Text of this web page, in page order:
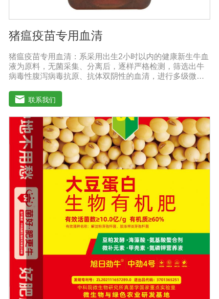
猪瘟疫苗专用血清
猪瘟疫苗专用血清：系采用出生2小时以内的健康新生牛血
液为原料，无菌采集、分离后，逐样严格检测，筛选出牛
病毒性腹泻病毒抗原、抗体双阴性的血清，进行多级微孔
毒和细菌， γ球蛋白含量低，血红蛋白含量低，内毒素小于
5EU/ml，具有良好的促进细胞增殖作用。适用于多种细胞
株的培养、扩增及单克隆抗体的制备和疫苗（尤其是猪瘟
疫苗）的研制及生产。质量标准：符合《中华人民共和国
药典》2020版、《中华人民共和国兽药典》2020版质量标
准。规格：500ml/瓶保存：-15℃―-20℃有效期：5年注
意事项：解冻：采用逐步解冻法（ -20℃→2-8℃→ 室
温），可减少沉淀的产生使血清质量不会受到影响。
联系我们